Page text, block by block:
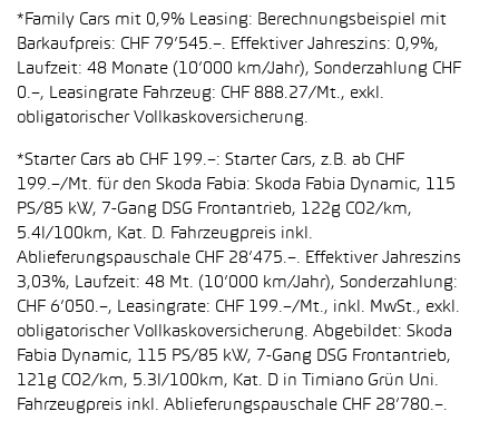
*Family Cars mit 0,9% Leasing: Berechnungsbeispiel mit
Barkaufpreis: CHF 79’545.–. Effektiver Jahreszins: 0,9%,
Laufzeit: 48 Monate (10’000 km/Jahr), Sonderzahlung CHF
0.–, Leasingrate Fahrzeug: CHF 888.27/Mt., exkl.
obligatorischer Vollkaskoversicherung.
*Starter Cars ab CHF 199.–: Starter Cars, z.B. ab CHF
199.–/Mt. für den Skoda Fabia: Skoda Fabia Dynamic, 115
PS/85 kW, 7-Gang DSG Frontantrieb, 122g CO2/km,
5.4l/100km, Kat. D. Fahrzeugpreis inkl.
Ablieferungspauschale CHF 28’475.–. Effektiver Jahreszins
3,03%, Laufzeit: 48 Mt. (10’000 km/Jahr), Sonderzahlung:
CHF 6’050.–, Leasingrate: CHF 199.–/Mt., inkl. MwSt., exkl.
obligatorischer Vollkaskoversicherung. Abgebildet: Skoda
Fabia Dynamic, 115 PS/85 kW, 7-Gang DSG Frontantrieb,
121g CO2/km, 5.3l/100km, Kat. D in Timiano Grün Uni.
Fahrzeugpreis inkl. Ablieferungspauschale CHF 28’780.–.